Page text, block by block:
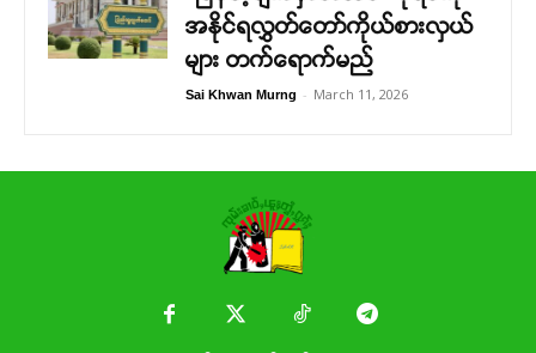
အနိုင်ရလွှတ်တော်ကိုယ်စားလှယ်
များ တက်ရောက်မည်
Sai Khwan Murng - March 11, 2026